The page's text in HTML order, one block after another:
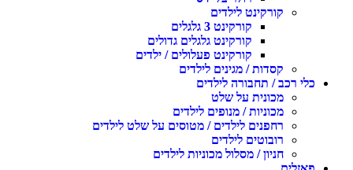
קורקינט לילדים
קורקינט 3 גלגלים
קורקינט גלגלים גדולים
קורקינט פעלולים / ילדים
קסדות / מגינים לילדים
רכב / תחבורה לילדים
מכונית על שלט
מכוניות / מנופים לילדים
רחפנים לילדים / מטוסים על שלט לילדים
רובוטים לילדים
חניון / מסלול מכוניות לילדים